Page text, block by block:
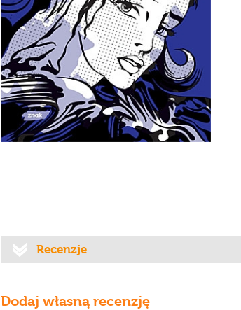
Recenzje
Dodaj własną recenzję